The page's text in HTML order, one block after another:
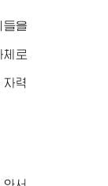
을
로
력